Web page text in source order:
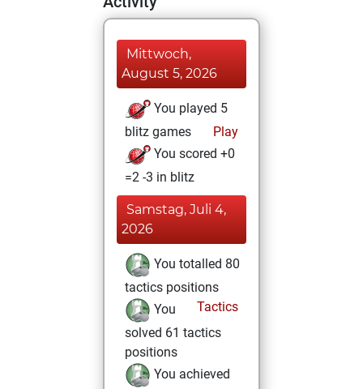
Mittwoch,
August 5, 2026
You played 5
blitz games
Play
You scored +0
=2 -3 in blitz
Samstag, Juli 4,
2026
You totalled 80
tactics positions
Tactics
You
solved 61 tactics
positions
You achieved